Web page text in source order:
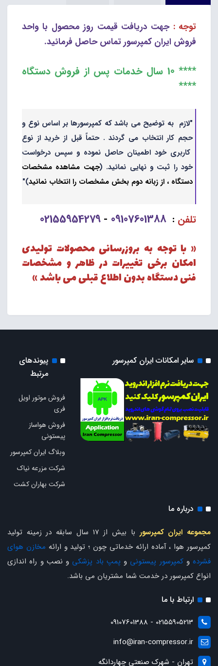
توجه : جهت دریافت قیمت روز محصول با واحد
فروش ایران کمپرسور تماس حاصل فرمائید.
**** 10 سال خدمات پس از فروش دستگاه
****
"لازم به توضیح می باشد که کمپرسورها بر اساس نوع و
حجم کار انتخاب می گردند . حتماً قبل از خرید از نوع
کاربری خود اطمینان حاصل نموده و سپس درخواست
خود را ثبت و نهایی نمائید. (جهت مشاهده مشخصات
دستگاه ، از زبانه دوم بخش مشخصات را انتخاب نمائید)"
تلفن :
09107601388
-
02155954279
« با توجه به بروزرسانی محصولات تولیدی
امکان برخی تغییرات در ظاهر و مشخصات
فنی دستگاه بدون اطلاع قبلی می باشد »
سایر امکانات ایران کمپرسور
پیوندهای
مرتبط
فروش موتور اویل
فری
فروش هواساز
پیستونی
وبلاگ ایران کمپرسور
شرکت مزرعه نیاک
شرکت بهاران کشت
درباره ما
مجموعه ایران کمپرسور
با بیش از 17 سال سابقه در زمینه تولید
کمپرسور هوا ، آماده ارائه خدماتی چون ؛ تولید و ارائه مخازن هوای
فشرده وکمپرسور پیستونی و پمپ باد پزشکی و نصب و راه اندازی
انواع کمپرسور در خدمت شما مشتریان می باشد.
ارتباط با ما
02155905213 - 09107601388
info@iran-compressor.ir
تهران - شهرک صنعتی چهاردانگه